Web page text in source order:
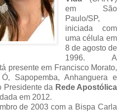
em São
Paulo/SP,
iniciada com
uma célula em
8 de agosto de
1996. A
presente em Francisco Morato,
Sapopemba, Anhanguera e
Presidente da Rede Apostólica
em 2012.
de 2003 com a Bispa Carla